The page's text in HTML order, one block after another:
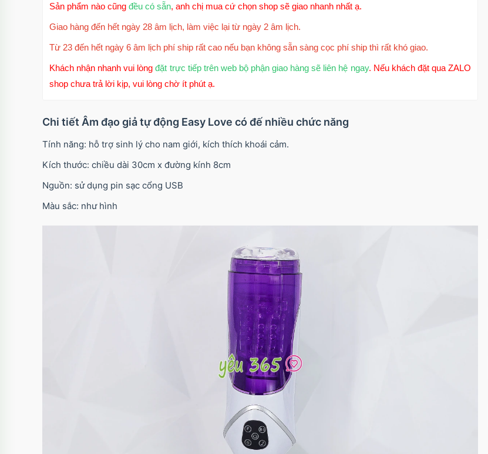
Sản phẩm nào cũng đều có sẵn, anh chị mua cứ chọn shop sẽ giao nhanh nhất ạ.
Giao hàng đến hết ngày 28 âm lịch, làm việc lại từ ngày 2 âm lịch.
Từ 23 đến hết ngày 6 âm lịch phí ship rất cao nếu bạn không sẵn sàng cọc phí ship thì rất khó giao.
Khách nhận nhanh vui lòngđặt trực tiếp trên web bộ phận giao hàng sẽ liên hệ ngay. Nếu khách đặt qua ZALO
shop chưa trả lời kịp, vui lòng chờ ít phút ạ.
Chi tiết Âm đạo giả tự động Easy Love có đế nhiều chức năng
Tính năng: hỗ trợ sinh lý cho nam giới, kích thích khoái cảm.
Kích thước: chiều dài 30cm x đường kính 8cm
Nguồn: sử dụng pin sạc cổng USB
Màu sắc: như hình